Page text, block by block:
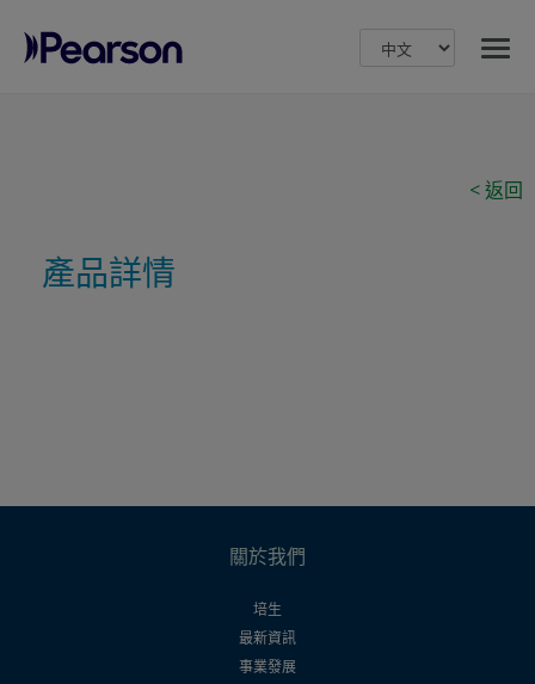
< 返回
產品詳情
關於我們
培生
最新資訊
事業發展